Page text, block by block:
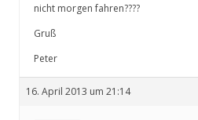
nicht morgen fahren????
Gruß
Peter
16. April 2013 um 21:14